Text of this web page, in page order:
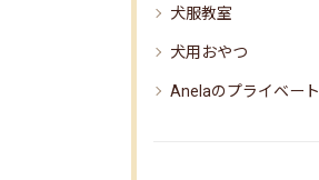
犬服教室
犬用おやつ
Anelaのプライベート